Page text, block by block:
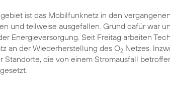
ist das Mobilfunknetz in den
und teilweise ausgefallen. Grund dafür war
Energieversorgung. Seit Freitag arbeiten
an der Wiederherstellung des O2 Netzes.
Standorte, die von einem Stromausfall